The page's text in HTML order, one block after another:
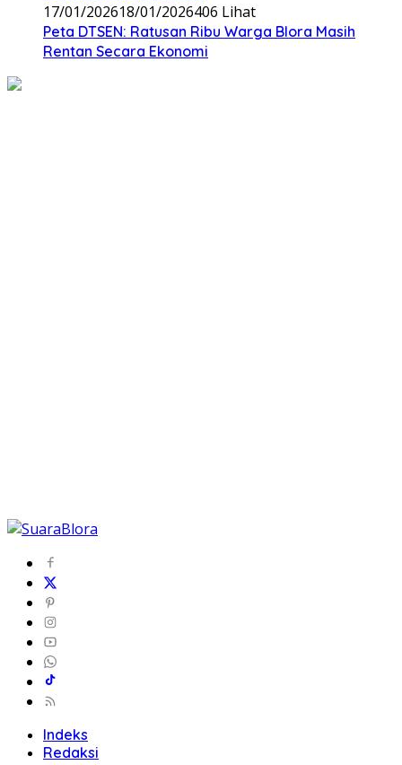
17/01/202618/01/2026406 Lihat
‎Peta DTSEN: Ratusan Ribu Warga Blora Masih
Rentan Secara Ekonomi
Indeks
Redaksi